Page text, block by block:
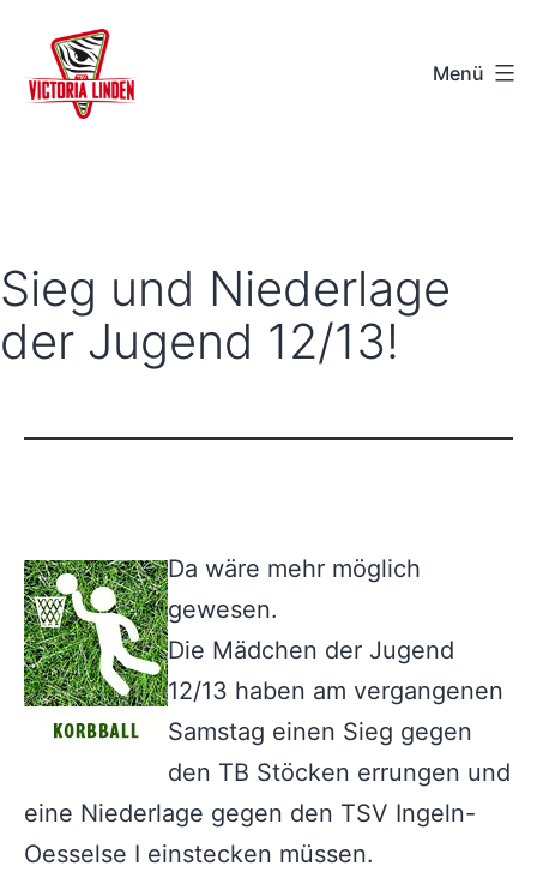
Inhalt
springen
-
Hannover
Menü
Sieg und Niederlage
der Jugend 12/13!
Da wäre mehr möglich
gewesen.
Die Mädchen der Jugend
12/13 haben am vergangenen
Samstag einen Sieg gegen
den TB Stöcken errungen und
eine Niederlage gegen den TSV Ingeln-
Oesselse I einstecken müssen.